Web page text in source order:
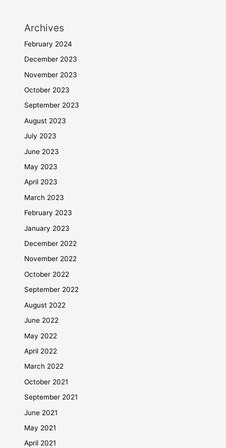
Archives
February 2024
December 2023
November 2023
October 2023
September 2023
August 2023
July 2023
June 2023
May 2023
April 2023
March 2023
February 2023
January 2023
December 2022
November 2022
October 2022
September 2022
August 2022
June 2022
May 2022
April 2022
March 2022
October 2021
September 2021
June 2021
May 2021
April 2021